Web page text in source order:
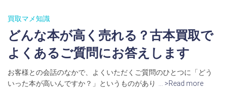
買取マメ知識
どんな本が高く売れる？古本買取で
よくあるご質問にお答えします
お客様との会話のなかで、よくいただくご質問のひとつに「どう
いった本が高いんですか？」というものがあり
… >Read more